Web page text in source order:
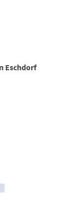
Eschdorf